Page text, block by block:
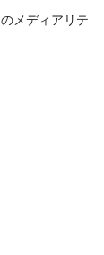
メディアリテ